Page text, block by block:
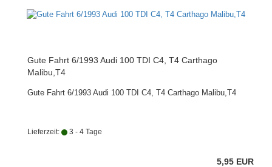
Gute Fahrt 6/1993 Audi 100 TDI C4, T4 Carthago
Malibu,T4
Gute Fahrt 6/1993 Audi 100 TDI C4, T4 Carthago Malibu,T4
Lieferzeit: 3 - 4 Tage
5,95 EUR